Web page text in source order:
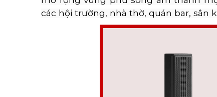
các hội trường, nhà thờ, quán bar, sân